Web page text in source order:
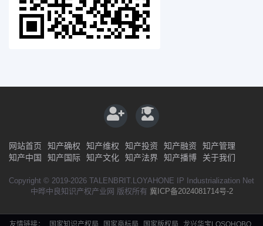
网站首页 知产确权 知产维权 知产投资 知产融资
知产管理
知产中国
知产国际 知产文化 知产法界 知产播博 关于我们
Copyright © 2019-2026 TALENBRIT.LOYAHONE IP Industrialization Net
中晔中良知识产权产业网 版权所有 冀ICP备2024081714号-2
友情链接： 国家知识产权局 国家商标局 国家版权局 龙兴华宝LOSOHOBO